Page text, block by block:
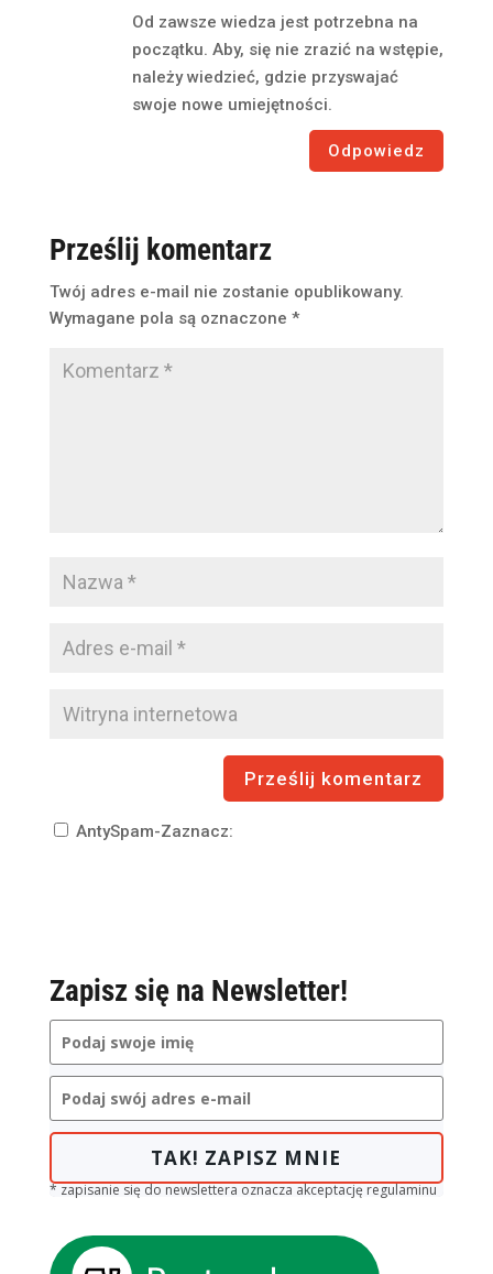
Od zawsze wiedza jest potrzebna na
początku. Aby, się nie zrazić na wstępie,
należy wiedzieć, gdzie przyswajać
swoje nowe umiejętności.
Odpowiedz
Prześlij komentarz
Twój adres e-mail nie zostanie opublikowany.
Wymagane pola są oznaczone *
AntySpam-Zaznacz:
Zapisz się na Newsletter!
TAK! ZAPISZ MNIE
* zapisanie się do newslettera oznacza akceptację regulaminu